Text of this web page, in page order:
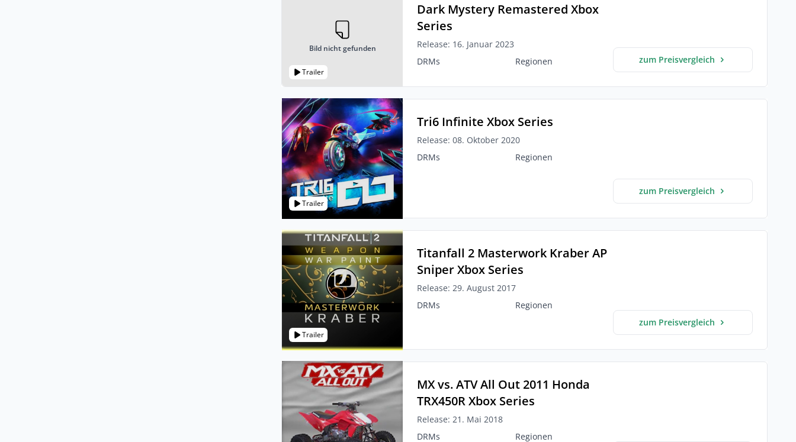
Trailer
Bild nicht gefunden
Dark Mystery Remastered Xbox
Series
Release: 16. Januar 2023
DRMs
Regionen zum Preisvergleich
Trailer
Tri6 Infinite Xbox Series
Release: 08. Oktober 2020
DRMs
Regionen
zum Preisvergleich
Trailer
Titanfall 2 Masterwork Kraber AP
Sniper Xbox Series
Release: 29. August 2017
DRMs
Regionen
zum Preisvergleich
MX vs. ATV All Out 2011 Honda
TRX450R Xbox Series
Release: 21. Mai 2018
DRMs
Regionen